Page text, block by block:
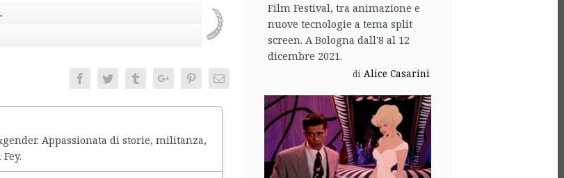
FacebookTwitter TumblrGoogle+PinterestEmail
Appassionata di storie, militanza,
Film Festival, tra animazione e
nuove tecnologie a tema split
screen. A Bologna dall'8 al 12
dicembre 2021.
di Alice Casarini